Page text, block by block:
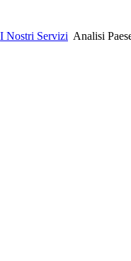
I Nostri Servizi Analisi